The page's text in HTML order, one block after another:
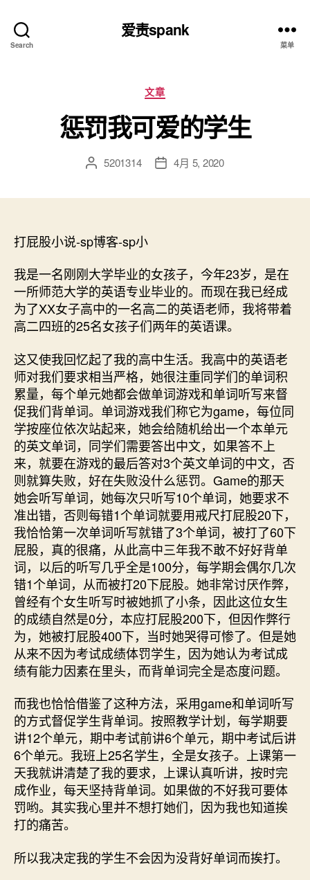
Search
爱责spank
菜单
分
类
文章
惩罚我可爱的学生
文 5201314
发 4月 5, 2020
打屁股小说-sp博客-sp小
我是一名刚刚大学毕业的女孩子，今年23岁，是在
一所师范大学的英语专业毕业的。而现在我已经成
为了XX女子高中的一名高二的英语老师，我将带着
高二四班的25名女孩子们两年的英语课。
这又使我回忆起了我的高中生活。我高中的英语老
师对我们要求相当严格，她很注重同学们的单词积
累量，每个单元她都会做单词游戏和单词听写来督
促我们背单词。单词游戏我们称它为game，每位同
学按座位依次站起来，她会给随机给出一个本单元
的英文单词，同学们需要答出中文，如果答不上
来，就要在游戏的最后答对3个英文单词的中文，否
则就算失败，好在失败没什么惩罚。Game的那天
她会听写单词，她每次只听写10个单词，她要求不
准出错，否则每错1个单词就要用戒尺打屁股20下，
我恰恰第一次单词听写就错了3个单词，被打了60下
屁股，真的很痛，从此高中三年我不敢不好好背单
词，以后的听写几乎全是100分，每学期会偶尔几次
错1个单词，从而被打20下屁股。她非常讨厌作弊，
曾经有个女生听写时被她抓了小条，因此这位女生
的成绩自然是0分，本应打屁股200下，但因作弊行
为，她被打屁股400下，当时她哭得可惨了。但是她
从来不因为考试成绩体罚学生，因为她认为考试成
绩有能力因素在里头，而背单词完全是态度问题。
而我也恰恰借鉴了这种方法，采用game和单词听写
的方式督促学生背单词。按照教学计划，每学期要
讲12个单元，期中考试前讲6个单元，期中考试后讲
6个单元。我班上25名学生，全是女孩子。上课第一
天我就讲清楚了我的要求，上课认真听讲，按时完
成作业，每天坚持背单词。如果做的不好我可要体
罚哟。其实我心里并不想打她们，因为我也知道挨
打的痛苦。
所以我决定我的学生不会因为没背好单词而挨打。